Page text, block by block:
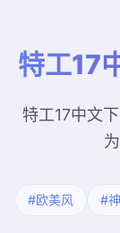
特工17
特工17中文
#欧美风 #